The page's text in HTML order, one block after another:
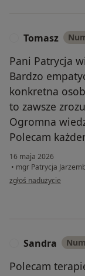
Tomasz
Pani Patrycja
Bardzo
konkretna
to zawsze
Ogromna
Polecam
16 maja 2026
• mgr Patrycja
w opinii użytkownika
zgłoś nadużycie
Sandra
Polecam